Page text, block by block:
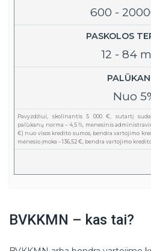
600 -
PASKOLOS
12 - 84
Nuo
Pavyzdžiui, skolinantis 5 000 €, sutartį
palūkanų norma – 4,5 %, mėnesinis
€) nuo visos kredito sumos, bendra vartojimo
mėnesio įmoka – 136,52 €, bendra vartojimo
BVKKMN – kas tai?